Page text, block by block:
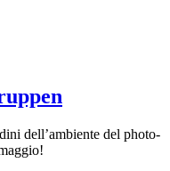
dell’ambiente del photo-